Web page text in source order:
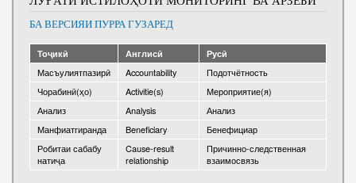
Нома ба Президент
БА ВЕРСИЯИ ПУРРА ГУЗАРЕД
Тоҷикӣ Англисӣ Русӣ
Масъулиятпазирӣ Accountability
Подотчётность
Чорабинӣ(ҳо)
Activitie(s)
Мероприятие(я)
Анализ
Analysis
Анализ
Манфиатгиранда
Beneficiary
Бенефициар
Робитаи сабабу
натиҷа
Cause-result
relationship
Причинно-следственная
взаимосвязь